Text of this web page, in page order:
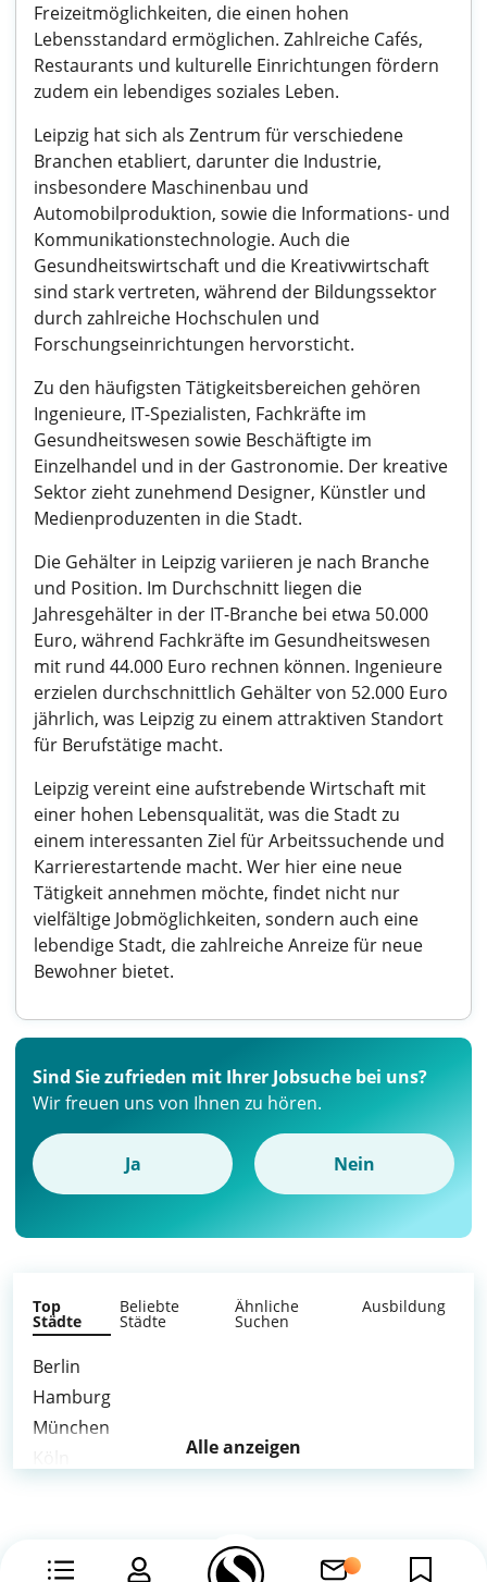
Freizeitmöglichkeiten, die einen hohen
Lebensstandard ermöglichen. Zahlreiche Cafés,
Restaurants und kulturelle Einrichtungen fördern
zudem ein lebendiges soziales Leben.
Leipzig hat sich als Zentrum für verschiedene
Branchen etabliert, darunter die Industrie,
insbesondere Maschinenbau und
Automobilproduktion, sowie die Informations- und
Kommunikationstechnologie. Auch die
Gesundheitswirtschaft und die Kreativwirtschaft
sind stark vertreten, während der Bildungssektor
durch zahlreiche Hochschulen und
Forschungseinrichtungen hervorsticht.
Zu den häufigsten Tätigkeitsbereichen gehören
Ingenieure, IT-Spezialisten, Fachkräfte im
Gesundheitswesen sowie Beschäftigte im
Einzelhandel und in der Gastronomie. Der kreative
Sektor zieht zunehmend Designer, Künstler und
Medienproduzenten in die Stadt.
Die Gehälter in Leipzig variieren je nach Branche
und Position. Im Durchschnitt liegen die
Jahresgehälter in der IT-Branche bei etwa 50.000
Euro, während Fachkräfte im Gesundheitswesen
mit rund 44.000 Euro rechnen können. Ingenieure
erzielen durchschnittlich Gehälter von 52.000 Euro
jährlich, was Leipzig zu einem attraktiven Standort
für Berufstätige macht.
Leipzig vereint eine aufstrebende Wirtschaft mit
einer hohen Lebensqualität, was die Stadt zu
einem interessanten Ziel für Arbeitssuchende und
Karrierestartende macht. Wer hier eine neue
Tätigkeit annehmen möchte, findet nicht nur
vielfältige Jobmöglichkeiten, sondern auch eine
lebendige Stadt, die zahlreiche Anreize für neue
Bewohner bietet.
Sind Sie zufrieden mit Ihrer Jobsuche bei uns?
Wir freuen uns von Ihnen zu hören.
Ja Nein
Top
Städte
Beliebte
Städte
Ähnliche
Suchen
Ausbildung
Berlin
Hamburg
München
Alle anzeigen